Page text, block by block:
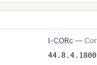
I-CORc —